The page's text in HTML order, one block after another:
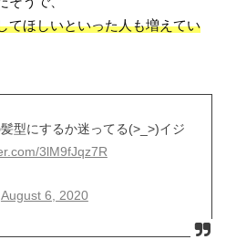
てほしいといった人も増えてい
型にするか迷ってる(>_>)イジ
3lM9fJqz7R
August 6, 2020